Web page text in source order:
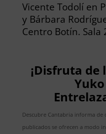
Vicente Todolí en
y Bárbara
Centro Botín. Sala
¡Disfruta de
Descubre Cantabria informa de
publicados se ofrecen a modo